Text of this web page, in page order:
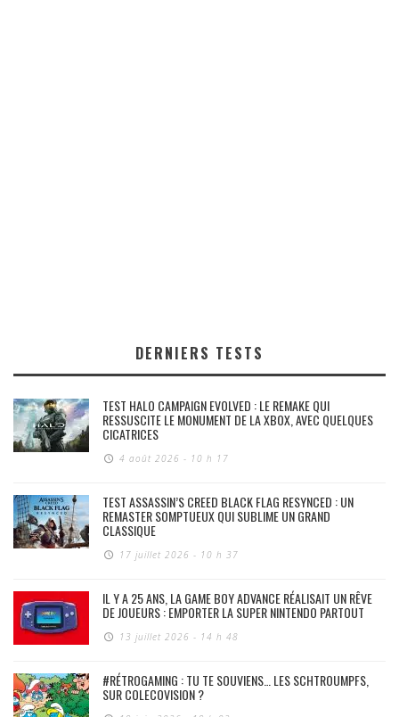
DERNIERS TESTS
TEST HALO CAMPAIGN EVOLVED : LE REMAKE QUI
RESSUSCITE LE MONUMENT DE LA XBOX, AVEC QUELQUES
CICATRICES
4 août 2026 - 10 h 17
TEST ASSASSIN’S CREED BLACK FLAG RESYNCED : UN
REMASTER SOMPTUEUX QUI SUBLIME UN GRAND
CLASSIQUE
17 juillet 2026 - 10 h 37
IL Y A 25 ANS, LA GAME BOY ADVANCE RÉALISAIT UN RÊVE
DE JOUEURS : EMPORTER LA SUPER NINTENDO PARTOUT
13 juillet 2026 - 14 h 48
#RÉTROGAMING : TU TE SOUVIENS… LES SCHTROUMPFS,
SUR COLECOVISION ?